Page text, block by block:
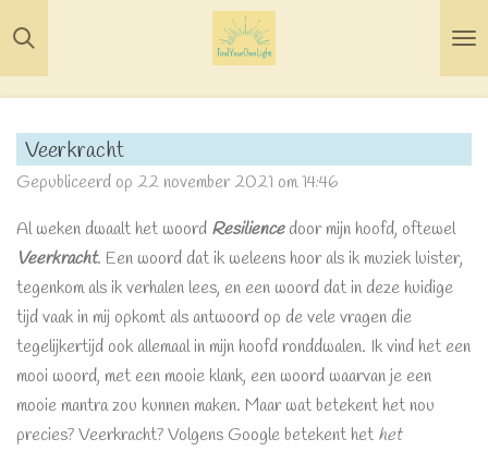
Ga
direct
hoofdinhoud
Veerkracht
Gepubliceerd op 22 november 2021 om 14:46
Al weken dwaalt het woord Resiliencedoor mijn hoofd, oftewel
Veerkracht. Een woord dat ik weleens hoor als ik muziek luister,
tegenkom als ik verhalen lees, en een woord dat in deze huidige
tijd vaak in mij opkomt als antwoord op de vele vragen die
tegelijkertijd ook allemaal in mijn hoofd ronddwalen. Ik vind het een
mooi woord, met een mooie klank, een woord waarvan je een
mooie mantra zou kunnen maken. Maar wat betekent het nou
precies? Veerkracht? Volgens Google betekent het het